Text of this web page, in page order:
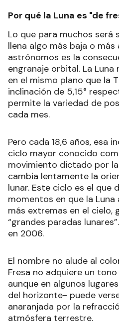
Por qué la Luna es "de
Lo que para muchos será
llena algo más baja o
astrónomos es la
engranaje orbital. La
en el mismo plano que la
inclinación de 5,15°
permite la variedad de
cada mes.
Pero cada 18,6 años, esa
ciclo mayor conocido
movimiento dictado por
cambia lentamente la
lunar. Este ciclo es el que
momentos en que la Luna
más extremas en el cielo,
“grandes paradas
en 2006.
El nombre no alude al
Fresa no adquiere un
aunque en algunos
del horizonte- puede
anaranjada por la
atmósfera terrestre.